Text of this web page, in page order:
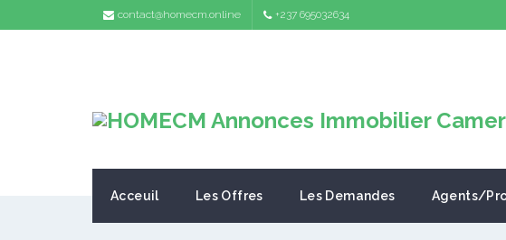
contact@homecm.online +237 695032634
Acceuil Les Offres Les Demandes Agents/